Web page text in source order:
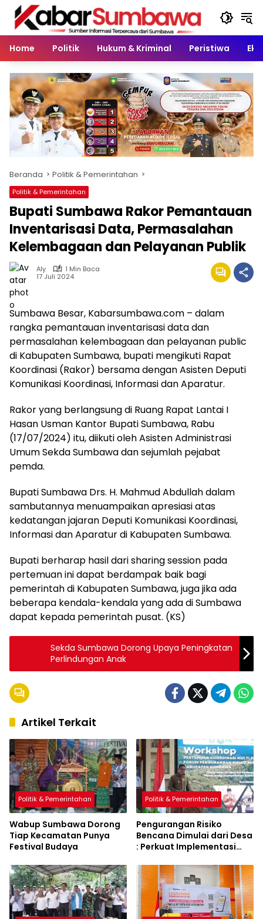
Langsung
konten
Home
Politik Hukum & Kriminal Peristiwa
Beranda Politik & Pemerintahan
Politik & Pemerintahan
Bupati Sumbawa Rakor Pemantauan
Inventarisasi Data, Permasalahan
Kelembagaan dan Pelayanan Publik
Aly
1 Min Baca
17 Juli 2024
Sumbawa Besar, Kabarsumbawa.com – dalam
rangka pemantauan inventarisasi data dan
permasalahan kelembagaan dan pelayanan public
di Kabupaten Sumbawa, bupati mengikuti Rapat
Koordinasi (Rakor) bersama dengan Asisten Deputi
Komunikasi Koordinasi, Informasi dan Aparatur.
Rakor yang berlangsung di Ruang Rapat Lantai I
Hasan Usman Kantor Bupati Sumbawa, Rabu
(17/07/2024) itu, diikuti oleh Asisten Administrasi
Umum Sekda Sumbawa dan sejumlah pejabat
pemda.
Bupati Sumbawa Drs. H. Mahmud Abdullah dalam
sambutannya menuampaikan apresiasi atas
kedatangan jajaran Deputi Komunikasi Koordinasi,
Informasi dan Aparatur di Kabupaten Sumbawa.
Bupati berharap hasil dari sharing session pada
pertemuan ini dapat berdampak baik bagi
pemerintah di Kabupaten Sumbawa, juga jika ada
beberapa kendala-kendala yang ada di Sumbawa
dapat kepada pemerintah pusat. (KS)
Sekda Sumbawa Dorong Upaya Peningkatan
Perlindungan Anak
Artikel Terkait
Politik & Pemerintahan
Wabup Sumbawa Dorong
Tiap Kecamatan Punya
Festival Budaya
Politik & Pemerintahan
Pengurangan Risiko
Bencana Dimulai dari Desa
: Perkuat Implementasi